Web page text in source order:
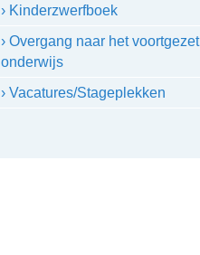
› Kinderzwerfboek
› Overgang naar het voortgezet
onderwijs
› Vacatures/Stageplekken